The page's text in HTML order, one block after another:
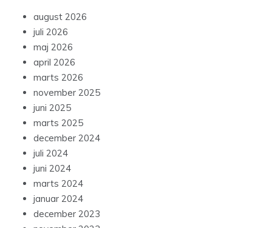
august 2026
juli 2026
maj 2026
april 2026
marts 2026
november 2025
juni 2025
marts 2025
december 2024
juli 2024
juni 2024
marts 2024
januar 2024
december 2023